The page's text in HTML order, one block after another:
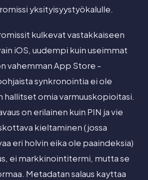
yksityisyystyökalulle.
kulkevat vastakkaiseen
iOS, uudempi kuin useimmat
vahemman App Store -
synkronointia ei ole
hallitset omia varmuuskopioitasi.
on erilainen kuin PIN ja vie
kieltaminen (jossa
eri holvin eika ole paaindeksia)
ei markkinointitermi, mutta se
Metadatan salaus kayttaa